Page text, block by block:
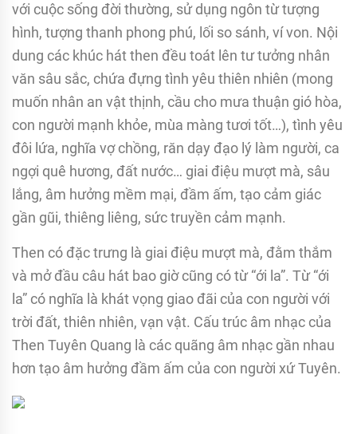
với cuộc sống đời thường, sử dụng ngôn từ tượng
hình, tượng thanh phong phú, lối so sánh, ví von. Nội
dung các khúc hát then đều toát lên tư tưởng nhân
văn sâu sắc, chứa đựng tình yêu thiên nhiên (mong
muốn nhân an vật thịnh, cầu cho mưa thuận gió hòa,
con người mạnh khỏe, mùa màng tươi tốt…), tình yêu
đôi lứa, nghĩa vợ chồng, răn dạy đạo lý làm người, ca
ngợi quê hương, đất nước… giai điệu mượt mà, sâu
lắng, âm hưởng mềm mại, đầm ấm, tạo cảm giác
gần gũi, thiêng liêng, sức truyền cảm mạnh.
Then có đặc trưng là giai điệu mượt mà, đằm thắm
và mở đầu câu hát bao giờ cũng có từ “ới la”. Từ “ới
la” có nghĩa là khát vọng giao đãi của con người với
trời đất, thiên nhiên, vạn vật. Cấu trúc âm nhạc của
Then Tuyên Quang là các quãng âm nhạc gần nhau
hơn tạo âm hưởng đầm ấm của con người xứ Tuyên.